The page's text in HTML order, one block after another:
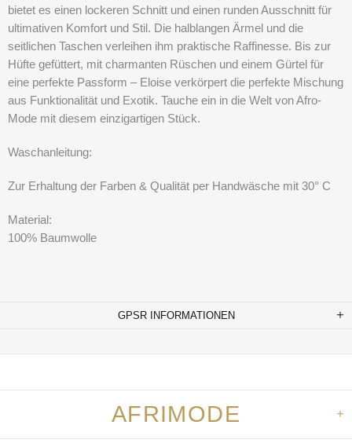
bietet es einen lockeren Schnitt und einen runden Ausschnitt für
ultimativen Komfort und Stil. Die halblangen Ärmel und die
seitlichen Taschen verleihen ihm praktische Raffinesse. Bis zur
Hüfte gefüttert, mit charmanten Rüschen und einem Gürtel für
eine perfekte Passform – Eloise verkörpert die perfekte Mischung
aus Funktionalität und Exotik. Tauche ein in die Welt von Afro-
Mode mit diesem einzigartigen Stück.
Waschanleitung:
Zur Erhaltung der Farben & Qualität per Handwäsche mit 30° C
Material:
100% Baumwolle
GPSR INFORMATIONEN
AFRIMODE